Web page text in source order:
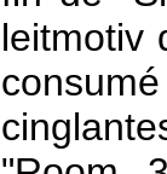
leitmotiv